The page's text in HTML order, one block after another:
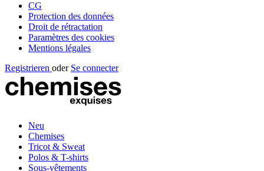
CG
Protection des données
Droit de rétractation
Paramètres des cookies
Mentions légales
Registrieren oder Se connecter
Neu
Chemises
Tricot & Sweat
Polos & T-shirts
Sous-vêtements